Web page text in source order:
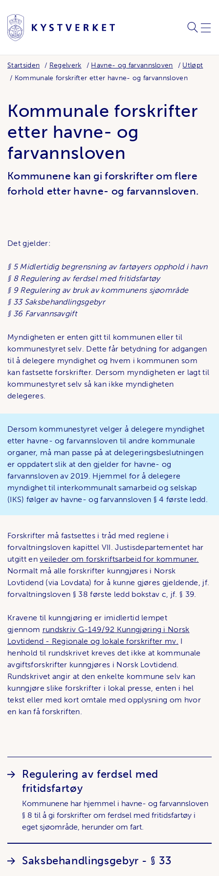
SØK
Startsiden Regelverk Havne- og farvannsloven
Utløpt
Kommunale forskrifter etter havne- og farvannsloven
Kommunale forskrifter
etter havne- og
farvannsloven
Kommunene kan gi forskrifter om flere
forhold etter havne- og farvannsloven.
Det gjelder:
§ 5 Midlertidig begrensning av fartøyers opphold i havn
§ 8 Regulering av ferdsel med fritidsfartøy
§ 9 Regulering av bruk av kommunens sjøområde
§ 33 Saksbehandlingsgebyr
§ 36 Farvannsavgift
Myndigheten er enten gitt til kommunen eller til
kommunestyret selv. Dette får betydning for adgangen
til å delegere myndighet og hvem i kommunen som
kan fastsette forskrifter. Dersom myndigheten er lagt til
kommunestyret selv så kan ikke myndigheten
delegeres.
Dersom kommunestyret velger å delegere myndighet
etter havne- og farvannsloven til andre kommunale
organer, må man passe på at delegeringsbeslutningen
er oppdatert slik at den gjelder for havne- og
farvannsloven av 2019. Hjemmel for å delegere
myndighet til interkommunalt samarbeid og selskap
(IKS) følger av havne- og farvannsloven § 4 første ledd.
Forskrifter må fastsettes i tråd med reglene i
forvaltningsloven kapittel VII. Justisdepartementet har
utgitt enveileder om forskriftsarbeid for kommuner.
Normalt må alle forskrifter kunngjøres i Norsk
Lovtidend (via Lovdata) for å kunne gjøres gjeldende, jf.
forvaltningsloven § 38 første ledd bokstav c, jf. § 39.
Kravene til kunngjøring er imidlertid lempet
gjennom rundskriv G-149/92 Kunngjøring i Norsk
Lovtidend - Regionale og lokale forskrifter mv. I
henhold til rundskrivet kreves det ikke at kommunale
avgiftsforskrifter kunngjøres i Norsk Lovtidend.
Rundskrivet angir at den enkelte kommune selv kan
kunngjøre slike forskrifter i lokal presse, enten i hel
tekst eller med kort omtale med opplysning om hvor
en kan få forskriften.
Regulering av ferdsel med
fritidsfartøy
Kommunene har hjemmel i havne- og farvannsloven
§ 8 til å gi forskrifter om ferdsel med fritidsfartøy i
eget sjøområde, herunder om fart.
Saksbehandlingsgebyr - § 33